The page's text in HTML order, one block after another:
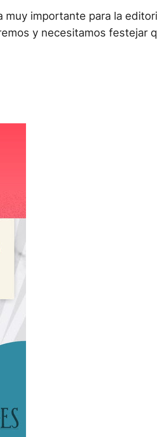
importante para la
y necesitamos festejar